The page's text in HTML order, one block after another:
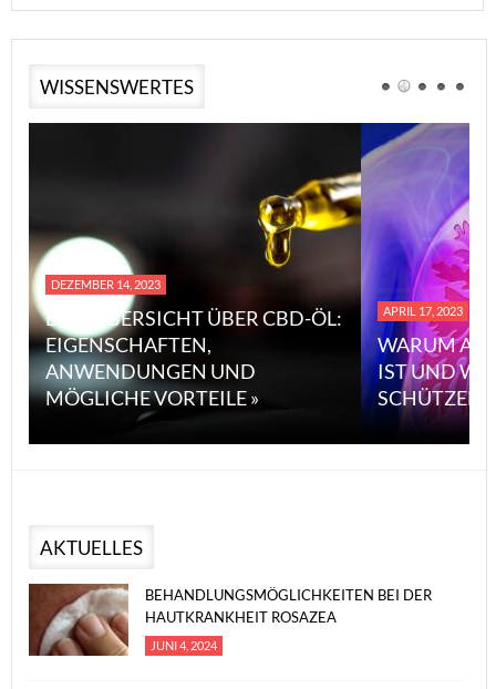
WISSENSWERTES
DEZEMBER 14, 2023
EINE ÜBERSICHT ÜBER CBD-ÖL:
EIGENSCHAFTEN,
ANWENDUNGEN UND
MÖGLICHE VORTEILE »
APRIL 17, 2023
WARUM
IST UND
SCHÜTZEN
AKTUELLES
BEHANDLUNGSMÖGLICHKEITEN BEI DER
HAUTKRANKHEIT ROSAZEA
JUNI 4, 2024